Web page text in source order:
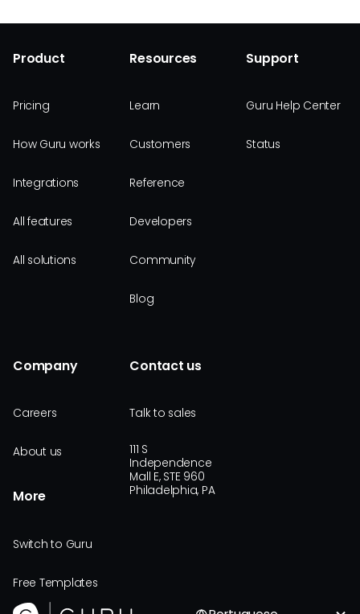
Product
Pricing
How Guru works
Integrations
All features
All solutions
Resources
Learn
Customers
Reference
Developers
Community
Blog
Support
Guru Help Center
Status
Company
Careers
About us
More
Switch to Guru
Free Templates
Contact us
Talk to sales
111 S
Independence
Mall E, STE 960
Philadelphia, PA